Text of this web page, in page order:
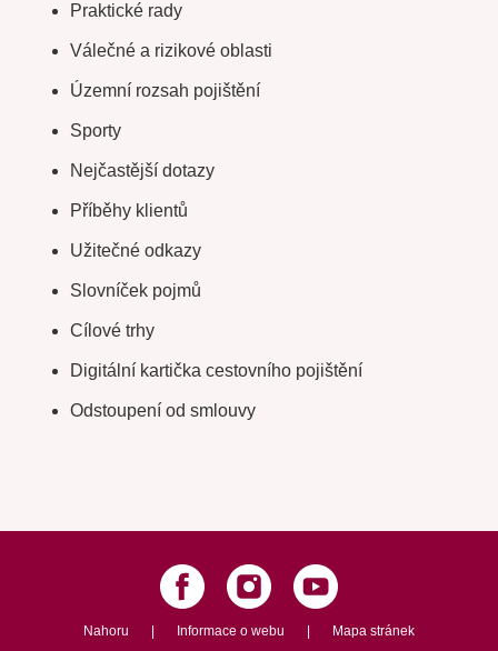
Praktické rady
Válečné a rizikové oblasti
Územní rozsah pojištění
Sporty
Nejčastější dotazy
Příběhy klientů
Užitečné odkazy
Slovníček pojmů
Cílové trhy
Digitální kartička cestovního pojištění
Odstoupení od smlouvy
Nahoru Informace o webu Mapa stránek